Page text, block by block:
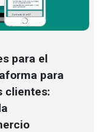
para el
para
clientes: